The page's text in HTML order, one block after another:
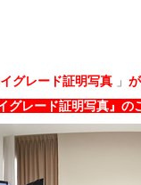
グレード証明写真 」
グレード証明写真』の